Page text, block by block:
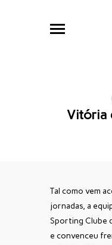
Vitória
Tal como vem
jornadas, a
Sporting Clube
e convenceu